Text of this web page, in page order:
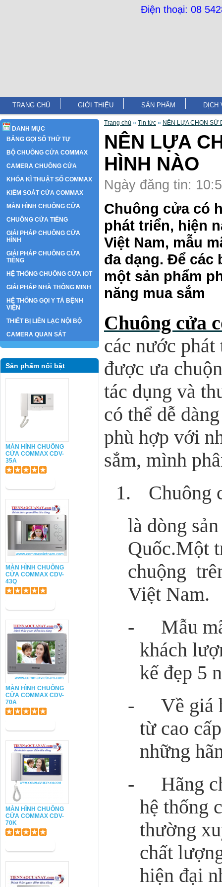
Điện thoại: 08
TRANG CHỦ GIỚI THIỆU SẢN PHẨM DỊCH
DANH MỤC
BẢNG GỌI SỐ THỨ TỰ
BỘ CHUÔNG CỬA COMMAX
CAMERA CHUÔNG CỬA
KHÓA KĨ THUẬT SỐ COMMAX
KIỂM SOÁT CỬA COMMAX
MÀN HÌNH CHUÔNG CỬA
CHUÔNG CỬA TIẾNG
GIẢI PHÁP CHUÔNG CỬA
HÌNH
GIẢI PHÁP CHUÔNG CỬA
TIẾNG
HỆ THỐNG CHUÔNG CỬA IOT
GIẢI PHÁP NHÀ THÔNG MINH
HỆ THỐNG GỌI Y TÁ BỆNH
VIỆN
THIẾT BỊ LIÊN LẠC NỘI BỘ
CAMERA QUAN SÁT
Sản phẩm nổi bật
MÀN HÌNH CHUÔNG
CỬA COMMAX CDV-
35A
MÀN HÌNH CHUÔNG
CỬA COMMAX CDV-
43Q
MÀN HÌNH CHUÔNG
CỬA COMMAX CDV-
70A
MÀN HÌNH CHUÔNG
CỬA COMMAX CDV-
70K
Trang chủ » Tin tức » NÊN LỰA CHỌN SỬ
NÊN LỰA
HÌNH NÀO
Ngày đăng tin:
Chuông cửa có
phát triển, hiện
Việt Nam, mẫu
đa dạng. Để các
một sản phẩm
năng mua sắm
Chuông cửa
các nước
được ưa
tác dụng và
có thể dễ
phù hợp với
sắm, mình p
1.
Chuông
là dòng
Quốc.Một
chuộng
Việt Nam.
-
Mẫu
khách
kế đẹp 5
-
Về giá
từ cao
những
-
Hãng
hệ thống
thường
chất
hiện đại